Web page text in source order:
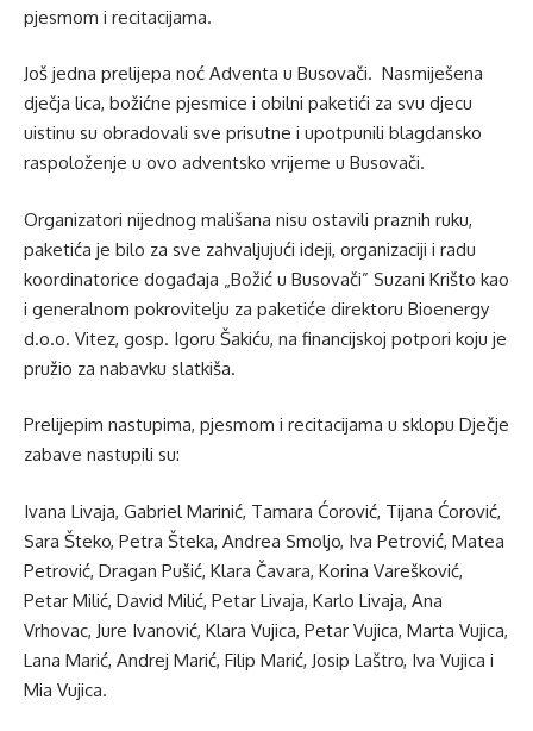
pjesmom i recitacijama.
Još jedna prelijepa noć Adventa u Busovači. Nasmiješena
dječja lica, božićne pjesmice i obilni paketići za svu djecu
uistinu su obradovali sve prisutne i upotpunili blagdansko
raspoloženje u ovo adventsko vrijeme u Busovači.
Organizatori nijednog mališana nisu ostavili praznih ruku,
paketića je bilo za sve zahvaljujući ideji, organizaciji i radu
koordinatorice događaja „Božić u Busovači” Suzani Krišto kao
i generalnom pokrovitelju za paketiće direktoru Bioenergy
d.o.o. Vitez, gosp. Igoru Šakiću, na financijskoj potpori koju je
pružio za nabavku slatkiša.
Prelijepim nastupima, pjesmom i recitacijama u sklopu Dječje
zabave nastupili su:
Ivana Livaja, Gabriel Marinić, Tamara Ćorović, Tijana Ćorović,
Sara Šteko, Petra Šteka, Andrea Smoljo, Iva Petrović, Matea
Petrović, Dragan Pušić, Klara Čavara, Korina Varešković,
Petar Milić, David Milić, Petar Livaja, Karlo Livaja, Ana
Vrhovac, Jure Ivanović, Klara Vujica, Petar Vujica, Marta Vujica,
Lana Marić, Andrej Marić, Filip Marić, Josip Laštro, Iva Vujica i
Mia Vujica.